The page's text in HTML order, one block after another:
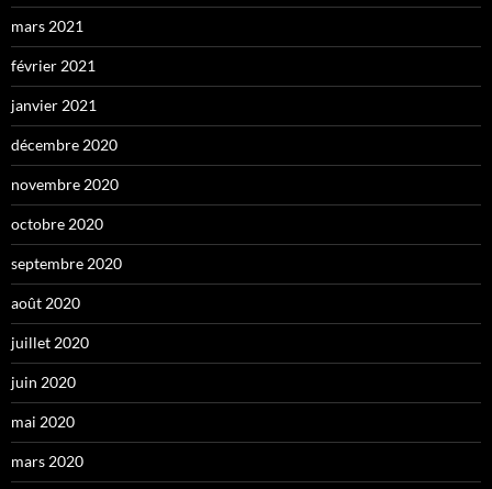
mars 2021
février 2021
janvier 2021
décembre 2020
novembre 2020
octobre 2020
septembre 2020
août 2020
juillet 2020
juin 2020
mai 2020
mars 2020